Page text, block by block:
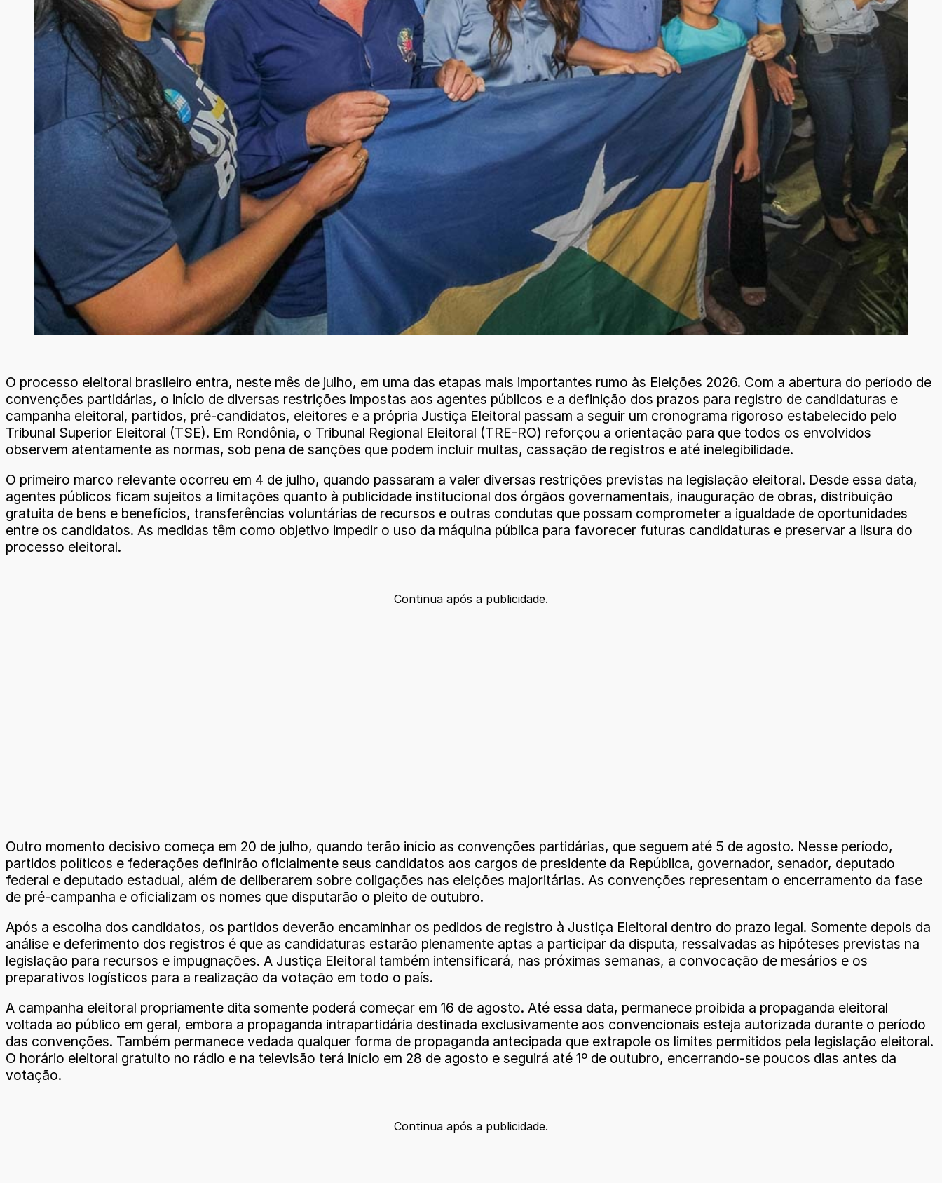
O processo eleitoral brasileiro entra, neste mês de julho, em uma das etapas mais importantes rumo às Eleições 2026. Com a abertura do período de
convenções partidárias, o início de diversas restrições impostas aos agentes públicos e a definição dos prazos para registro de candidaturas e
campanha eleitoral, partidos, pré-candidatos, eleitores e a própria Justiça Eleitoral passam a seguir um cronograma rigoroso estabelecido pelo
Tribunal Superior Eleitoral (TSE). Em Rondônia, o Tribunal Regional Eleitoral (TRE-RO) reforçou a orientação para que todos os envolvidos
observem atentamente as normas, sob pena de sanções que podem incluir multas, cassação de registros e até inelegibilidade.
O primeiro marco relevante ocorreu em 4 de julho, quando passaram a valer diversas restrições previstas na legislação eleitoral. Desde essa data,
agentes públicos ficam sujeitos a limitações quanto à publicidade institucional dos órgãos governamentais, inauguração de obras, distribuição
gratuita de bens e benefícios, transferências voluntárias de recursos e outras condutas que possam comprometer a igualdade de oportunidades
entre os candidatos. As medidas têm como objetivo impedir o uso da máquina pública para favorecer futuras candidaturas e preservar a lisura do
processo eleitoral.
Continua após a publicidade.
Outro momento decisivo começa em 20 de julho, quando terão início as convenções partidárias, que seguem até 5 de agosto. Nesse período,
partidos políticos e federações definirão oficialmente seus candidatos aos cargos de presidente da República, governador, senador, deputado
federal e deputado estadual, além de deliberarem sobre coligações nas eleições majoritárias. As convenções representam o encerramento da fase
de pré-campanha e oficializam os nomes que disputarão o pleito de outubro.
Após a escolha dos candidatos, os partidos deverão encaminhar os pedidos de registro à Justiça Eleitoral dentro do prazo legal. Somente depois da
análise e deferimento dos registros é que as candidaturas estarão plenamente aptas a participar da disputa, ressalvadas as hipóteses previstas na
legislação para recursos e impugnações. A Justiça Eleitoral também intensificará, nas próximas semanas, a convocação de mesários e os
preparativos logísticos para a realização da votação em todo o país.
A campanha eleitoral propriamente dita somente poderá começar em 16 de agosto. Até essa data, permanece proibida a propaganda eleitoral
voltada ao público em geral, embora a propaganda intrapartidária destinada exclusivamente aos convencionais esteja autorizada durante o período
das convenções. Também permanece vedada qualquer forma de propaganda antecipada que extrapole os limites permitidos pela legislação eleitoral.
O horário eleitoral gratuito no rádio e na televisão terá início em 28 de agosto e seguirá até 1º de outubro, encerrando-se poucos dias antes da
votação.
Continua após a publicidade.